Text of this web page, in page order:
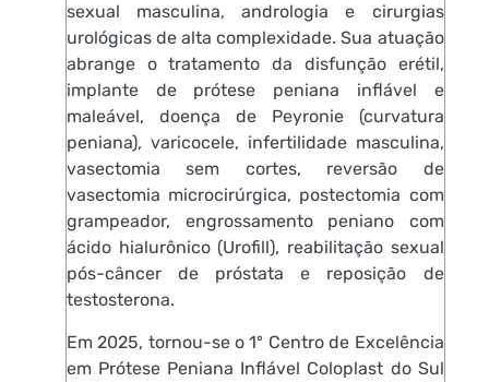
sexual masculina, andrologia e cirurgias
urológicas de alta complexidade. Sua atuação
abrange o tratamento da disfunção erétil,
implante de prótese peniana inflável e
maleável, doença de Peyronie (curvatura
peniana), varicocele, infertilidade masculina,
vasectomia sem cortes, reversão de
vasectomia microcirúrgica, postectomia com
grampeador, engrossamento peniano com
ácido hialurônico (Urofill), reabilitação sexual
pós-câncer de próstata e reposição de
testosterona.
Em 2025, tornou-se o 1º Centro de Excelência
em Prótese Peniana Inflável Coloplast do Sul